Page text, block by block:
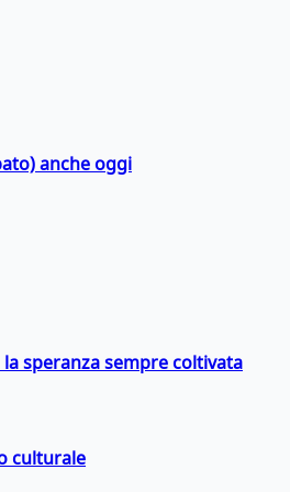
anche oggi
speranza sempre coltivata
culturale